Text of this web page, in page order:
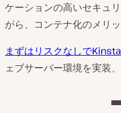
ケーションの高いセキュ
がら、コンテナ化のメリ
まずはリスクなしで
ェブサーバー環境を実装